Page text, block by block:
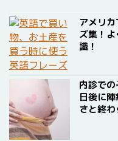
アメリ
ズ集！
識！
内診で
日後に
さと終